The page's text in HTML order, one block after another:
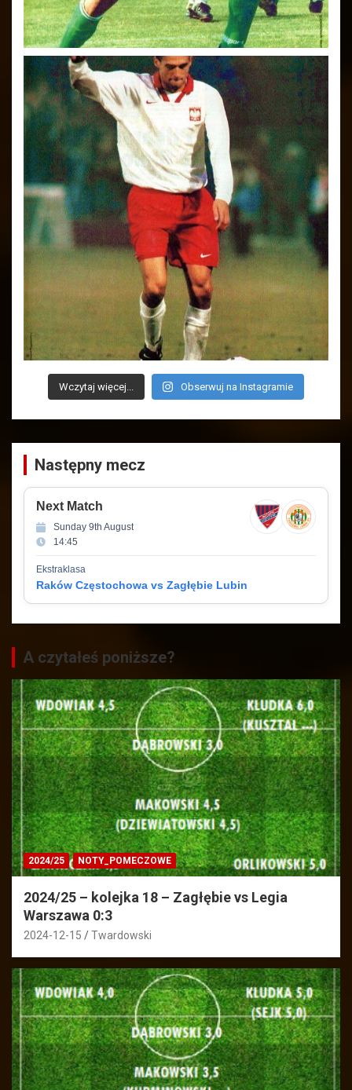
Wczytaj więcej... Obserwuj na Instagramie
Następny mecz
Next Match
Sunday 9th August
14:45
Ekstraklasa
Raków Częstochowa vs Zagłębie Lubin
A czytałeś poniższe?
2024/25 NOTY_POMECZOWE
2024/25 – kolejka 18 – Zagłębie vs Legia
Warszawa 0:3
2024-12-15 Twardowski